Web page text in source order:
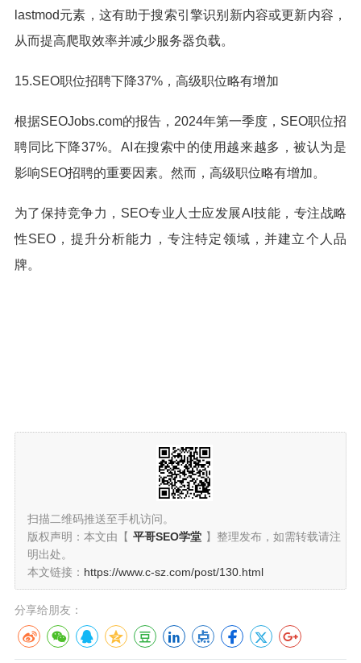
lastmod元素，这有助于搜索引擎识别新内容或更新内容，
从而提高爬取效率并减少服务器负载。
15.SEO职位招聘下降37%，高级职位略有增加
根据SEOJobs.com的报告，2024年第一季度，SEO职位招
聘同比下降37%。AI在搜索中的使用越来越多，被认为是
影响SEO招聘的重要因素。然而，高级职位略有增加。
为了保持竞争力，SEO专业人士应发展AI技能，专注战略
性SEO，提升分析能力，专注特定领域，并建立个人品
牌。
扫描二维码推送至手机访问。
版权声明：本文由【 平哥SEO学堂 】整理发布，如需转载请注
明出处。
本文链接： https://www.c-sz.com/post/130.html
分享给朋友：